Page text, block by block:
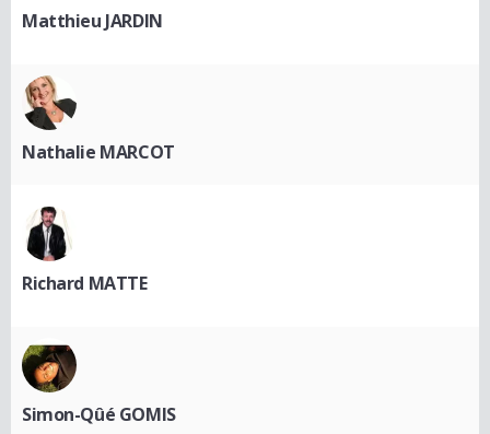
Matthieu JARDIN
Nathalie MARCOT
Richard MATTE
Simon-Qûé GOMIS